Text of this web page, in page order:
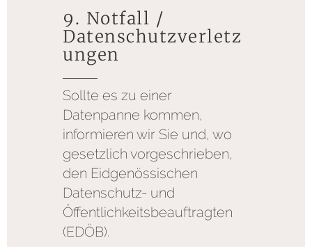
9. Notfall /
Datenschutzverletz
ungen
Sollte es zu einer
Datenpanne kommen,
informieren wir Sie und, wo
gesetzlich vorgeschrieben,
den Eidgenössischen
Datenschutz- und
Öffentlichkeitsbeauftragten
(EDÖB).